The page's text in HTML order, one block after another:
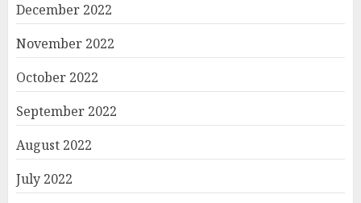
December 2022
November 2022
October 2022
September 2022
August 2022
July 2022